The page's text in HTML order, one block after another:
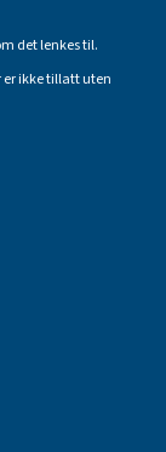
det lenkes til.
er ikke tillatt uten